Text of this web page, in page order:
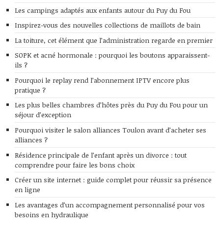
Les campings adaptés aux enfants autour du Puy du Fou
Inspirez-vous des nouvelles collections de maillots de bain
La toiture, cet élément que l’administration regarde en premier
SOPK et acné hormonale : pourquoi les boutons apparaissent-
ils ?
Pourquoi le replay rend l’abonnement IPTV encore plus
pratique ?
Les plus belles chambres d’hôtes près du Puy du Fou pour un
séjour d’exception
Pourquoi visiter le salon alliances Toulon avant d’acheter ses
alliances ?
Résidence principale de l’enfant après un divorce : tout
comprendre pour faire les bons choix
Créer un site internet : guide complet pour réussir sa présence
en ligne
Les avantages d’un accompagnement personnalisé pour vos
besoins en hydraulique